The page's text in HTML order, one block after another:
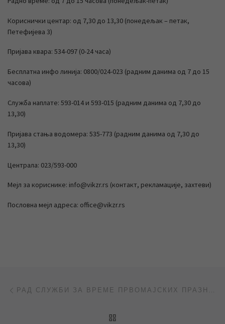
Кориснички центар: од 7,30 до 13,30 (понедељак – петак,
Петефијева 3)
Пријава квара: 534-097 (0-24 часа)
Бесплатна инфо линија: 0800/024-023 (радним данима од 7 до 15
часова)
Служба наплате: 593-014 и 593-015 (радним данима од 7,30 до
13,30)
Пријава стања водомера: 535-773 (радним данима од 7,30 до
13,30)
Централа: 023/593-000
Мејл за кориснике: info@vikzr.rs (контакт, рекламације, захтеви)
Пословна мејл адреса: office@vikzr.rs
Post navigation